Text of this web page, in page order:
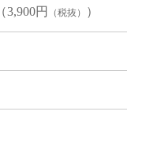
（3,900円 （税抜） ）